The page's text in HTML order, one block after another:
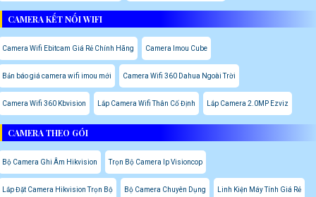
CAMERA KẾT NỐI WIFI
Camera Wifi Ebitcam Giá Rẻ Chính Hãng Camera Imou Cube
Bản báo giá camera wifi imou mới Camera Wifi 360 Dahua Ngoài Trời
Camera Wifi 360 Kbvision Lắp Camera Wifi Thân Cố Định Lắp Camera 2.0MP Ezviz
CAMERA THEO GÓI
Bộ Camera Ghi Âm Hikvision Trọn Bộ Camera Ip Visioncop
Lắp Đặt Camera Hikvision Trọn Bộ Bộ Camera Chuyên Dụng Linh Kiện Máy Tính Giá Rẻ